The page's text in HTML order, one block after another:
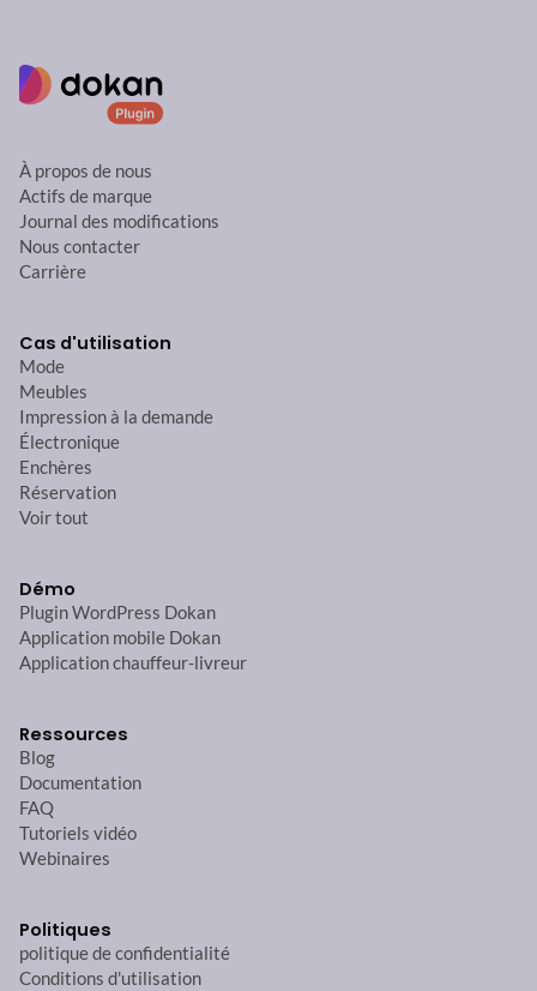
À propos de nous
Actifs de marque
Journal des modifications
Nous contacter
Carrière
Cas d'utilisation
Mode
Meubles
Impression à la demande
Électronique
Enchères
Réservation
Voir tout
Démo
Plugin WordPress Dokan
Application mobile Dokan
Application chauffeur-livreur
Ressources
Blog
Documentation
FAQ
Tutoriels vidéo
Webinaires
Politiques
politique de confidentialité
Conditions d'utilisation